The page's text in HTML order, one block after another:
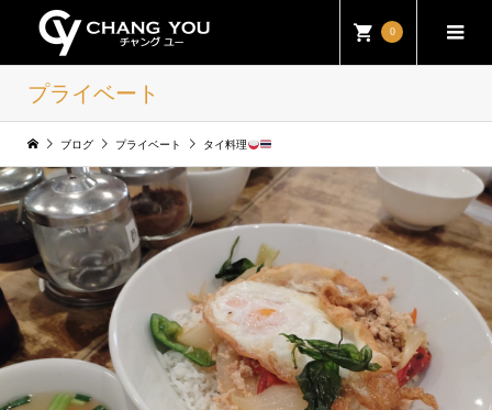
0
プライベート
ブログ プライベート タイ料理